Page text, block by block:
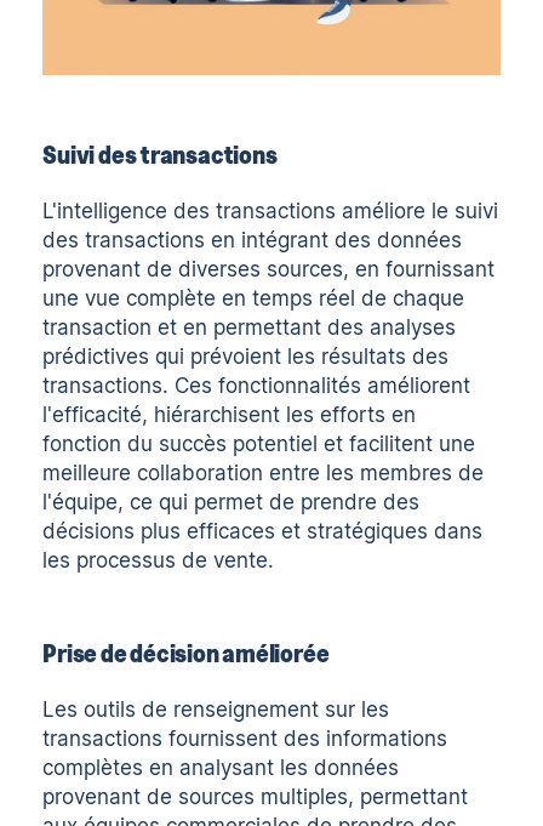
Suivi des transactions
L'intelligence des transactions améliore le suivi
des transactions en intégrant des données
provenant de diverses sources, en fournissant
une vue complète en temps réel de chaque
transaction et en permettant des analyses
prédictives qui prévoient les résultats des
transactions. Ces fonctionnalités améliorent
l'efficacité, hiérarchisent les efforts en
fonction du succès potentiel et facilitent une
meilleure collaboration entre les membres de
l'équipe, ce qui permet de prendre des
décisions plus efficaces et stratégiques dans
les processus de vente.
Prise de décision améliorée
Les outils de renseignement sur les
transactions fournissent des informations
complètes en analysant les données
provenant de sources multiples, permettant